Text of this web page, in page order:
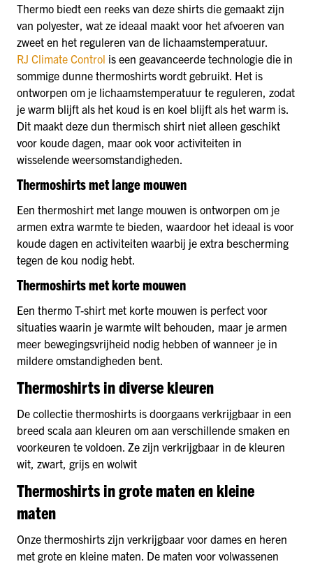
Thermo biedt een reeks van deze shirts die gemaakt zijn
van polyester, wat ze ideaal maakt voor het afvoeren van
zweet en het reguleren van de lichaamstemperatuur.
RJ Climate Control is een geavanceerde technologie die in
sommige dunne thermoshirts wordt gebruikt. Het is
ontworpen om je lichaamstemperatuur te reguleren, zodat
je warm blijft als het koud is en koel blijft als het warm is.
Dit maakt deze dun thermisch shirt niet alleen geschikt
voor koude dagen, maar ook voor activiteiten in
wisselende weersomstandigheden.
Thermoshirts met lange mouwen
Een thermoshirt met lange mouwen is ontworpen om je
armen extra warmte te bieden, waardoor het ideaal is voor
koude dagen en activiteiten waarbij je extra bescherming
tegen de kou nodig hebt.
Thermoshirts met korte mouwen
Een thermo T-shirt met korte mouwen is perfect voor
situaties waarin je warmte wilt behouden, maar je armen
meer bewegingsvrijheid nodig hebben of wanneer je in
mildere omstandigheden bent.
Thermoshirts in diverse kleuren
De collectie thermoshirts is doorgaans verkrijgbaar in een
breed scala aan kleuren om aan verschillende smaken en
voorkeuren te voldoen. Ze zijn verkrijgbaar in de kleuren
wit, zwart, grijs en wolwit
Thermoshirts in grote maten en kleine
maten
Onze thermoshirts zijn verkrijgbaar voor dames en heren
met grote en kleine maten. De maten voor volwassenen